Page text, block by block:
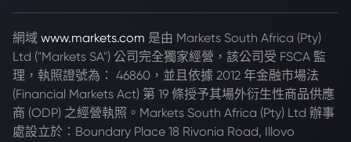
網域 www.markets.com 是由 Markets South Africa (Pty)
Ltd ("Markets SA") 公司完全獨家經營，該公司受 FSCA 監
理，執照證號為： 46860，並且依據 2012 年金融市場法
(Financial Markets Act) 第 19 條授予其場外衍生性商品供應
商 (ODP) 之經營執照。Markets South Africa (Pty) Ltd 辦事
處設立於：Boundary Place 18 Rivonia Road, Illovo